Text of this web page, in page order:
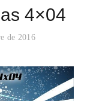
4×04
de 2016